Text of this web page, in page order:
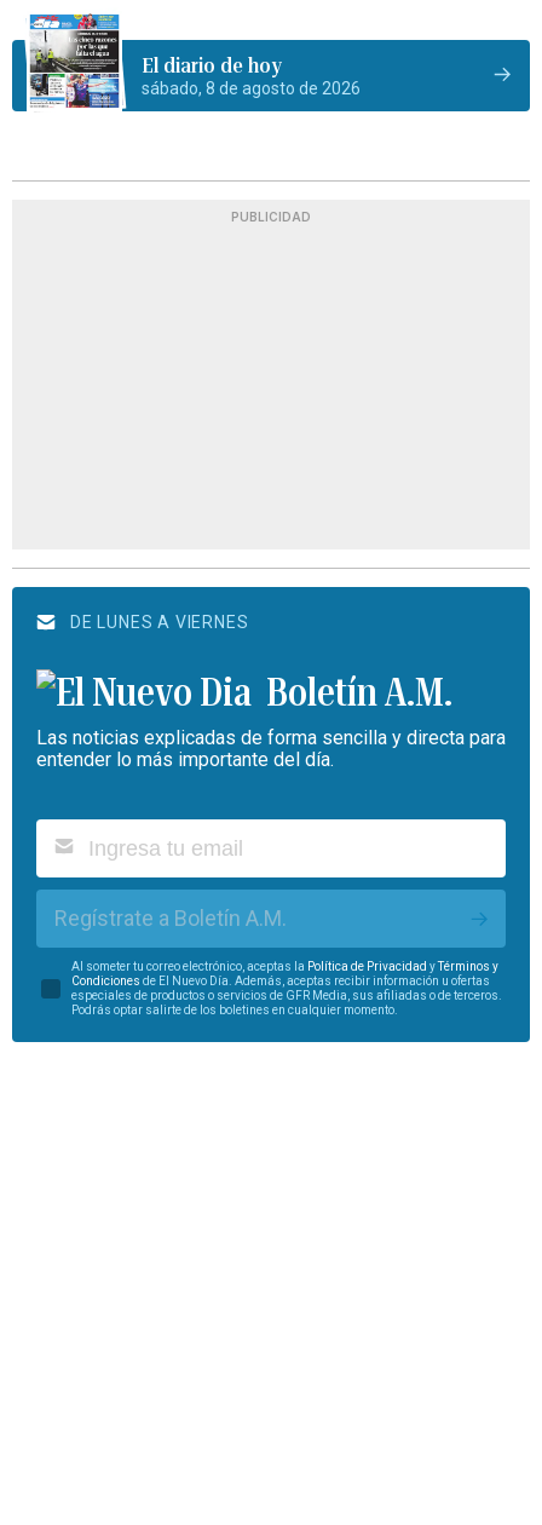
El diario de hoy
sábado, 8 de agosto de 2026
PUBLICIDAD
DE LUNES A VIERNES
Boletín A.M.
Las noticias explicadas de forma sencilla y directa para
entender lo más importante del día.
Regístrate a Boletín A.M.
Al someter tu correo electrónico, aceptas la Política de Privacidad y
Términos y
Condiciones de El Nuevo Día. Además, aceptas recibir información u ofertas
especiales de productos o servicios de GFR Media, sus afiliadas o de terceros.
Podrás optar salirte de los boletines en cualquier momento.